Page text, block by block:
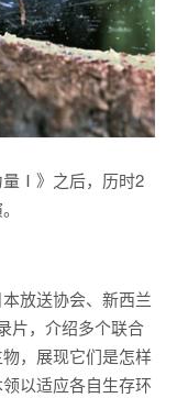
量Ⅰ》之后，历时2
放送协会、新西兰
片，介绍多个联合
，展现它们是怎样
以适应各自生存环